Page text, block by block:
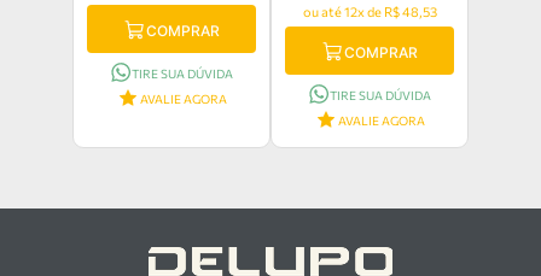
COMPRAR
TIRE SUA DÚVIDA
AVALIE AGORA
ou até 12x de R$ 48,53
COMPRAR
TIRE SUA DÚVIDA
AVALIE AGORA